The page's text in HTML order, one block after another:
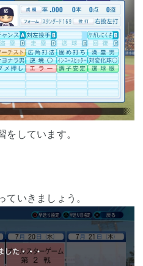
しています。
いきましょう。